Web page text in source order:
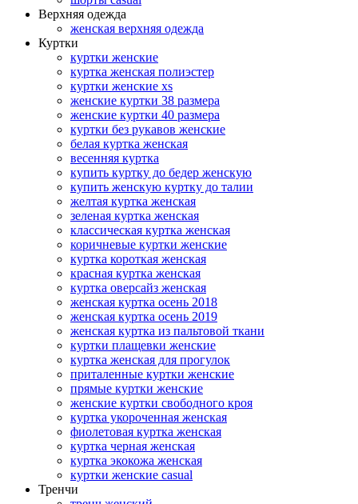
Верхняя одежда
женская верхняя одежда
Куртки
куртки женские
куртка женская полиэстер
куртки женские xs
женские куртки 38 размера
женские куртки 40 размера
куртки без рукавов женские
белая куртка женская
весенняя куртка
купить куртку до бедер женскую
купить женскую куртку до талии
желтая куртка женская
зеленая куртка женская
классическая куртка женская
коричневые куртки женские
куртка короткая женская
красная куртка женская
куртка оверсайз женская
женская куртка осень 2018
женская куртка осень 2019
женская куртка из пальтовой ткани
куртки плащевки женские
куртка женская для прогулок
приталенные куртки женские
прямые куртки женские
женские куртки свободного кроя
куртка укороченная женская
фиолетовая куртка женская
куртка черная женская
куртка экокожа женская
куртки женские casual
Тренчи